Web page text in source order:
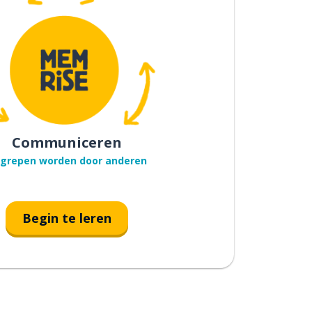
Communiceren
worden door anderen
Begin te leren